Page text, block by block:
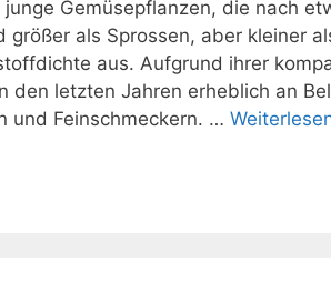
Gemüsepflanzen, die nach
als Sprossen, aber kleiner
aus. Aufgrund ihrer
den letzten Jahren erheblich an
und Feinschmeckern. …